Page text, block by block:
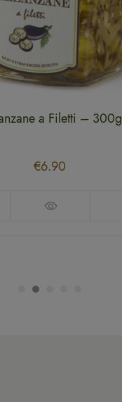
a Filetti – 300g
€6.90